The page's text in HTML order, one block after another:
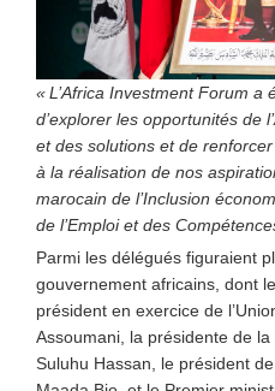
« L’Africa Investment Forum
d’explorer les opportunités de
et des solutions et de
à la réalisation de nos
marocain de l’Inclusion
de l’Emploi et des
Parmi les délégués figuraient
gouvernement africains, dont
président en exercice de
Assoumani, la présidente de
Suluhu Hassan, le président